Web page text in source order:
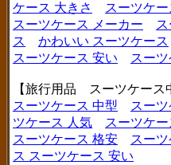
ケース 大きさ
スーツケ
スーツケース メーカー
ス
かわいい スーツケース
スーツケース 安い
スー
【旅行用品 スーツケース
スーツケース 中型
スー
ツケース 人気
スーツケ
スーツケース 格安
スー
ス スーツケース 安い